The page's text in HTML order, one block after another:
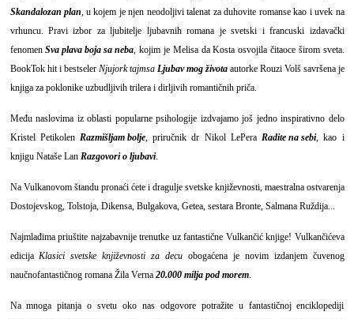
Skandalozan plan, u kojem je njen neodoljivi talenat za duhovite romanse kao i uvek na
vrhuncu. Pravi izbor za ljubitelje ljubavnih romana je svetski i francuski izdavački
fenomenSva plava boja sa neba, kojim je Melisa da Kosta osvojila čitaoce širom sveta.
BookTok hit i bestseler Njujork tajmsa Ljubav mog životaautorke Rouzi Volš savršena je
knjiga za poklonike uzbudljivih trilera i dirljivih romantičnih priča.
Među naslovima iz oblasti popularne psihologije izdvajamo još jedno inspirativno delo
Kristel Petikolen Razmišljam bolje, priručnik dr Nikol LePeraRadite na sebi, kao i
knjigu Nataše Lan Razgovori o ljubavi.
Na Vulkanovom štandu pronaći ćete i dragulje svetske književnosti, maestralna ostvarenja
Dostojevskog, Tolstoja, Dikensa, Bulgakova, Getea, sestara Bronte, Salmana Ruždija...
Najmlađima priuštite najzabavnije trenutke uz fantastične Vulkančić knjige! Vulkančićeva
edicijaKlasici svetske književnosti za decu obogaćena je novim izdanjem čuvenog
naučnofantastičnog romana Žila Verna 20.000 milja pod morem.
Na mnoga pitanja o svetu oko nas odgovore potražite u fantastičnoj enciklopediji